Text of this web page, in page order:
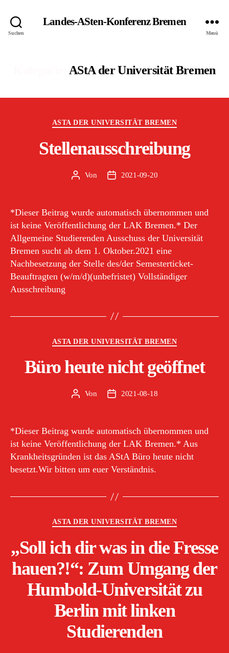
Suchen
Landes-ASten-Konferenz Bremen
Menü
AStA der Universität Bremen
Kategorien
ASTA DER UNIVERSITÄT BREMEN
Stellenausschreibung
Beitragsautor
Von Veröffentlichungsdatum
2021-09-20
*Dieser Beitrag wurde automatisch übernommen und
ist keine Veröffentlichung der LAK Bremen.* Der
Allgemeine Studierenden Ausschuss der Universität
Bremen sucht ab dem 1. Oktober.2021 eine
Nachbesetzung der Stelle des/der Semesterticket-
Beauftragten (w/m/d)(unbefristet) Vollständiger
Ausschreibung
Kategorien
ASTA DER UNIVERSITÄT BREMEN
Büro heute nicht geöffnet
Beitragsautor
Von Veröffentlichungsdatum
2021-08-18
*Dieser Beitrag wurde automatisch übernommen und
ist keine Veröffentlichung der LAK Bremen.* Aus
Krankheitsgründen ist das AStA Büro heute nicht
besetzt.Wir bitten um euer Verständnis.
Kategorien
ASTA DER UNIVERSITÄT BREMEN
„Soll ich dir was in die Fresse
hauen?!“: Zum Umgang der
Humbold-Universität zu
Berlin mit linken
Studierenden